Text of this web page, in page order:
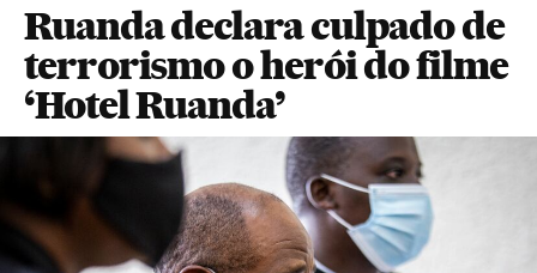
Ruanda declara culpado de
terrorismo o herói do filme
‘Hotel Ruanda’